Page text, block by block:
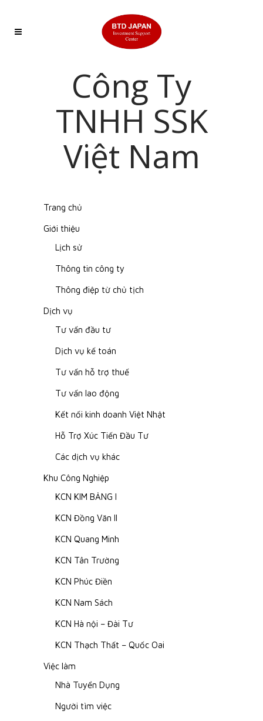
Công Ty
TNHH SSK
Việt Nam
Trang chủ
Giới thiệu
Lịch sử
Thông tin công ty
Thông điệp từ chủ tịch
Dịch vụ
Tư vấn đầu tư
Dịch vụ kế toán
Tư vấn hỗ trợ thuế
Tư vấn lao động
Kết nối kinh doanh Việt Nhật
Hỗ Trợ Xúc Tiến Đầu Tư
Các dịch vụ khác
Khu Công Nghiệp
KCN KIM BẢNG I
KCN Đồng Văn II
KCN Quang Minh
KCN Tân Trường
KCN Phúc Điền
KCN Nam Sách
KCN Hà nội – Đài Tư
KCN Thạch Thất – Quốc Oai
Việc làm
Nhà Tuyển Dụng
Người tìm việc